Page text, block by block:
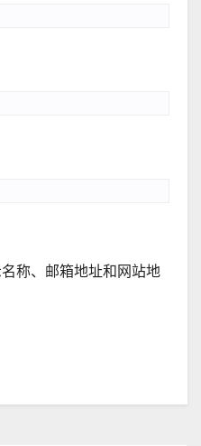
称、邮箱地址和网站地